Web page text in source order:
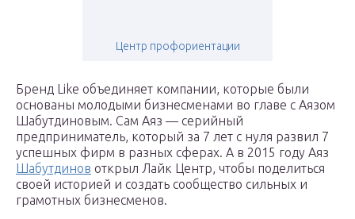
Центр профориентации
Бренд Like объединяет компании, которые были
основаны молодыми бизнесменами во главе с Аязом
Шабутдиновым. Сам Аяз — серийный
предприниматель, который за 7 лет с нуля развил 7
успешных фирм в разных сферах. А в 2015 году Аяз
Шабутдинов открыл Лайк Центр, чтобы поделиться
своей историей и создать сообщество сильных и
грамотных бизнесменов.